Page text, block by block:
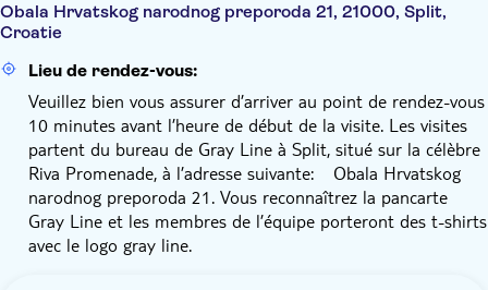
Obala Hrvatskog narodnog preporoda 21, 21000, Split,
Croatie
Lieu de rendez-vous:
Veuillez bien vous assurer d’arriver au point de rendez-vous
10 minutes avant l’heure de début de la visite. Les visites
partent du bureau de Gray Line à Split, situé sur la célèbre
Riva Promenade, à l’adresse suivante: Obala Hrvatskog
narodnog preporoda 21. Vous reconnaîtrez la pancarte
Gray Line et les membres de l’équipe porteront des t-shirts
avec le logo gray line.